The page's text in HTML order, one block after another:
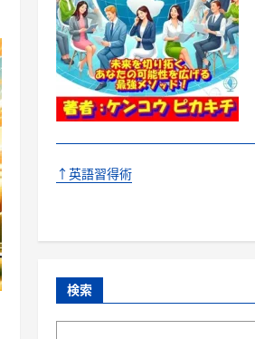
↑英語習得術
検索